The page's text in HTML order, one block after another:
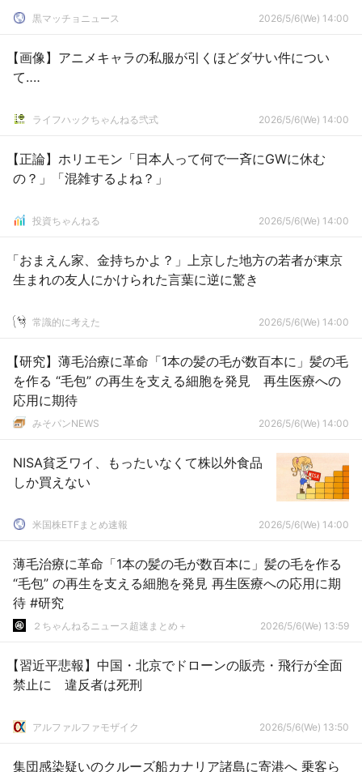
黒マッチョニュース 2026/5/6(We) 14:00
【画像】アニメキャラの私服が引くほどダサい件につい
て‥‥
ライフハックちゃんねる弐式 2026/5/6(We) 14:00
【正論】ホリエモン「日本人って何で一斉にGWに休む
の？」「混雑するよね？」
投資ちゃんねる 2026/5/6(We) 14:00
「おまえん家、金持ちかよ？」上京した地方の若者が東京
生まれの友人にかけられた言葉に逆に驚き
常識的に考えた 2026/5/6(We) 14:00
【研究】薄毛治療に革命「1本の髪の毛が数百本に」髪の毛
を作る “毛包” の再生を支える細胞を発見 再生医療への
応用に期待
みそパンNEWS 2026/5/6(We) 14:00
NISA貧乏ワイ、もったいなくて株以外食品
しか買えない
米国株ETFまとめ速報 2026/5/6(We) 14:00
薄毛治療に革命「1本の髪の毛が数百本に」髪の毛を作る
“毛包” の再生を支える細胞を発見 再生医療への応用に期
待 #研究
２ちゃんねるニュース超速まとめ＋ 2026/5/6(We) 13:59
【習近平悲報】中国・北京でドローンの販売・飛行が全面
禁止に 違反者は死刑
アルファルファモザイク 2026/5/6(We) 13:50
集団感染疑いのクルーズ船カナリア諸島に寄港へ 乗客ら